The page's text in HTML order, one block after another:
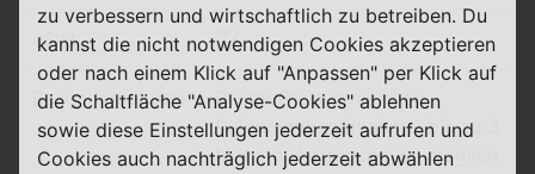
eSIM ✅
Besonderheit(en)
Bester Preis immer bei
Rufnummernmitnahme, bis zu 3
Monate Vertragspause möglich
zu verbessern und wirtschaftlich zu betreiben. Du
kannst die nicht notwendigen Cookies akzeptieren
oder nach einem Klick auf "Anpassen" per Klick auf
die Schaltfläche "Analyse-Cookies" ablehnen
sowie diese Einstellungen jederzeit aufrufen und
Cookies auch nachträglich jederzeit abwählen